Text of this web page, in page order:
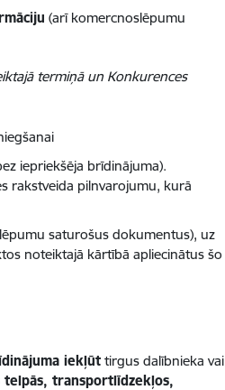
(arī komercnoslēpumu
termiņā un Konkurences
iepriekšēja brīdinājuma).
rakstveida pilnvarojumu, kurā
saturošus dokumentus), uz
noteiktajā kārtībā apliecinātus šo
iekļūt tirgus dalībnieka vai
telpās, transportlīdzekļos,